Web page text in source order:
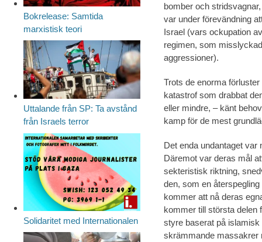
bomber och
var under förevändning
Israel (vars ockupation
regimen, som
aggressioner).
Trots de enorma
katastrof som drabbat
eller mindre, – känt
kamp för de mest
Det enda undantaget
Däremot var deras mål
sekteristisk riktning,
den, som en
kommer att nå deras
kommer till största delen
styre baserat på islamisk
skrämmande massakrer
Bokrelease: Samtida
marxistisk teori
Uttalande från SP: Ta avstånd
från Israels terror
Solidaritet med Internationalen